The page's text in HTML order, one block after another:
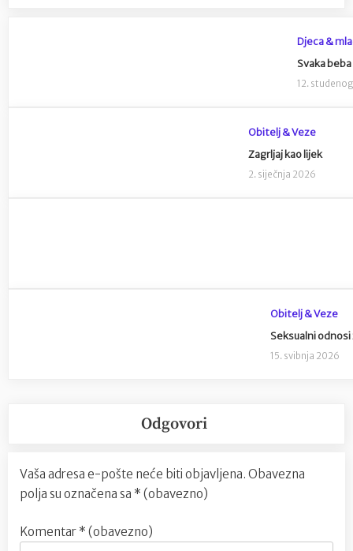
Djeca &
Svaka
12.
Obitelj & Veze
Zagrljaj kao lijek
2. siječnja 2026
Obitelj & Veze
Seksualni odnosi
15. svibnja 2026
Odgovori
Vaša adresa e-pošte neće biti objavljena. Obavezna
polja su označena sa * (obavezno)
Komentar * (obavezno)